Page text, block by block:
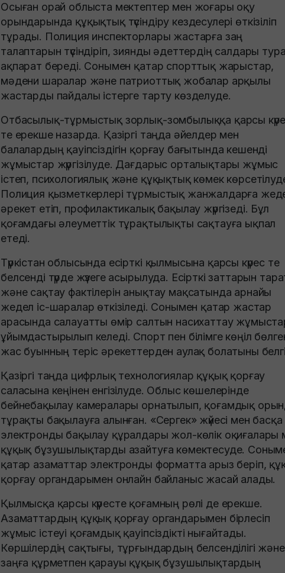
Осыған орай облыста мектептер мен жоғары оқу
орындарында құқықтық түсіндіру кездесулері өткізіліп
тұрады. Полиция инспекторлары жастарға заң
талаптарын түсіндіріп, зиянды әдеттердің салдары
ақпарат береді. Сонымен қатар спорттық жарыстар,
мәдени шаралар және патриоттық жобалар арқылы
жастарды пайдалы істерге тарту көзделуде.
Отбасылық-тұрмыстық зорлық-зомбылыққа қарсы
те ерекше назарда. Қазіргі таңда әйелдер мен
балалардың қауіпсіздігін қорғау бағытында кешенді
жұмыстар жүргізілуде. Дағдарыс орталықтары жұмыс
істеп, психологиялық және құқықтық көмек
Полиция қызметкерлері тұрмыстық жанжалдарға
әрекет етіп, профилактикалық бақылау жүргізеді. Бұл
қоғамдағы әлеуметтік тұрақтылықты сақтауға ықпал
етеді.
Түркістан облысында есірткі қылмысына қарсы күрес те
белсенді түрде жүзеге асырылуда. Есірткі заттарын
және сақтау фактілерін анықтау мақсатында арнайы
жедел іс-шаралар өткізіледі. Сонымен қатар жастар
арасында салауатты өмір салтын насихаттау
ұйымдастырылып келеді. Спорт пен білімге көңіл
жас буынның теріс әрекеттерден аулақ болатыны
Қазіргі таңда цифрлық технологиялар құқық қорғау
саласына кеңінен енгізілуде. Облыс көшелерінде
бейнебақылау камералары орнатылып, қоғамдық
тұрақты бақылауға алынған. «Сергек» жүйесі мен
электронды бақылау құралдары жол-көлік оқиғалары
құқық бұзушылықтарды азайтуға көмектесуде.
қатар азаматтар электронды форматта арыз беріп,
қорғау органдарымен онлайн байланыс жасай алады.
Қылмысқа қарсы күресте қоғамның рөлі де ерекше.
Азаматтардың құқық қорғау органдарымен бірлесіп
жұмыс істеуі қоғамдық қауіпсіздікті нығайтады.
Көршілердің сақтығы, тұрғындардың белсенділігі және
заңға құрметпен қарауы құқық бұзушылықтардың